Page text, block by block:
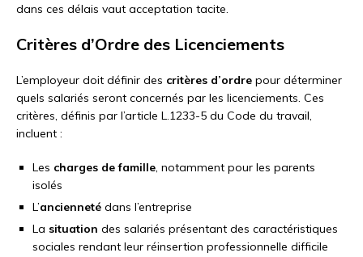
dans ces délais vaut acceptation tacite.
Critères d’Ordre des Licenciements
L’employeur doit définir des critères d’ordre pour déterminer
quels salariés seront concernés par les licenciements. Ces
critères, définis par l’article L.1233-5 du Code du travail,
incluent :
Les charges de famille, notamment pour les parents
isolés
L’ancienneté dans l’entreprise
La situation des salariés présentant des caractéristiques
sociales rendant leur réinsertion professionnelle difficile